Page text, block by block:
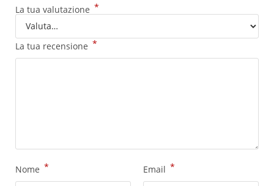
La tua valutazione *
La tua recensione *
Nome * Email *